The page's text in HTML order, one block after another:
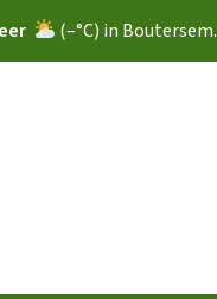
(–°C) in Boutersem.